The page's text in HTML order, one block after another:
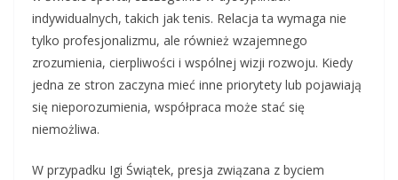
indywidualnych, takich jak tenis. Relacja ta wymaga nie
tylko profesjonalizmu, ale również wzajemnego
zrozumienia, cierpliwości i wspólnej wizji rozwoju. Kiedy
jedna ze stron zaczyna mieć inne priorytety lub pojawiają
się nieporozumienia, współpraca może stać się
niemożliwa.
W przypadku Igi Świątek, presja związana z byciem